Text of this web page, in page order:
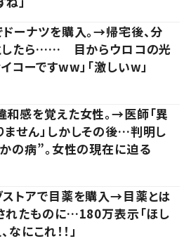
ドーナツを購入。→帰宅後、分
したら…… 目からウロコの光
コーですww」「激しいw」
和感を覚えた女性。→医師「異
ません」しかしその後…判明し
の病”。女性の現在に迫る
ストアで目薬を購入→目薬とは
れたものに…180万表示「ほし
なにこれ！！」